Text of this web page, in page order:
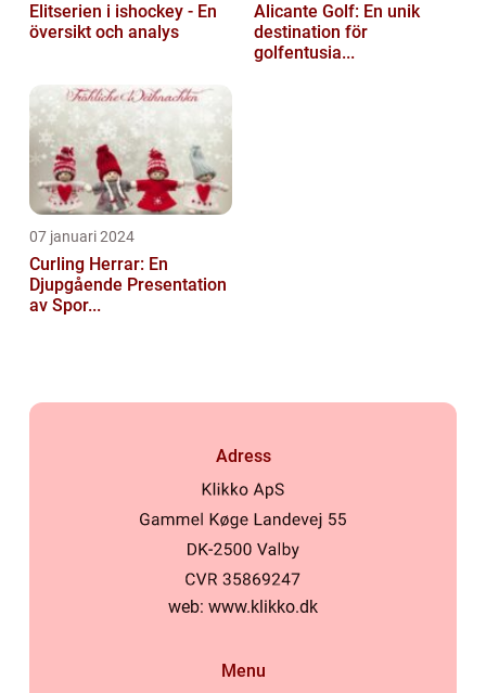
Elitserien i ishockey - En
översikt och analys
Alicante Golf: En unik
destination för
golfentusia...
07 januari 2024
Curling Herrar: En
Djupgående Presentation
av Spor...
Adress
web: www.klikko.dk
Menu